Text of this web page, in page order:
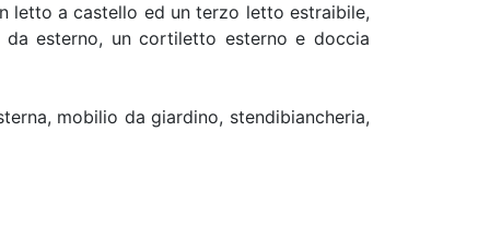
letto a castello ed un terzo letto estraibile,
esterno, un cortiletto esterno e doccia
mobilio da giardino, stendibiancheria,